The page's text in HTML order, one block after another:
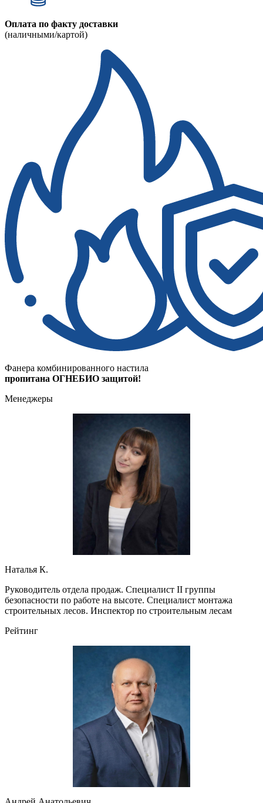
Оплата по факту доставки
(наличными/картой)
Фанера комбинированного настила
пропитана ОГНЕБИО защитой!
Менеджеры
Наталья К.
Руководитель отдела продаж. Специалист II группы
безопасности по работе на высоте. Специалист монтажа
строительных лесов. Инспектор по строительным лесам
Рейтинг